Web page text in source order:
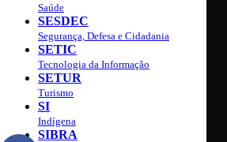
Saúde
SESDEC
Segurança, Defesa e Cidadania
SETIC
Tecnologia da Informação
SETUR
Turismo
SI
Indígena
SIBRA